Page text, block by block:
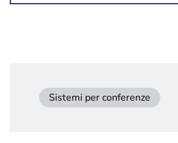
Sistemi per conferenze